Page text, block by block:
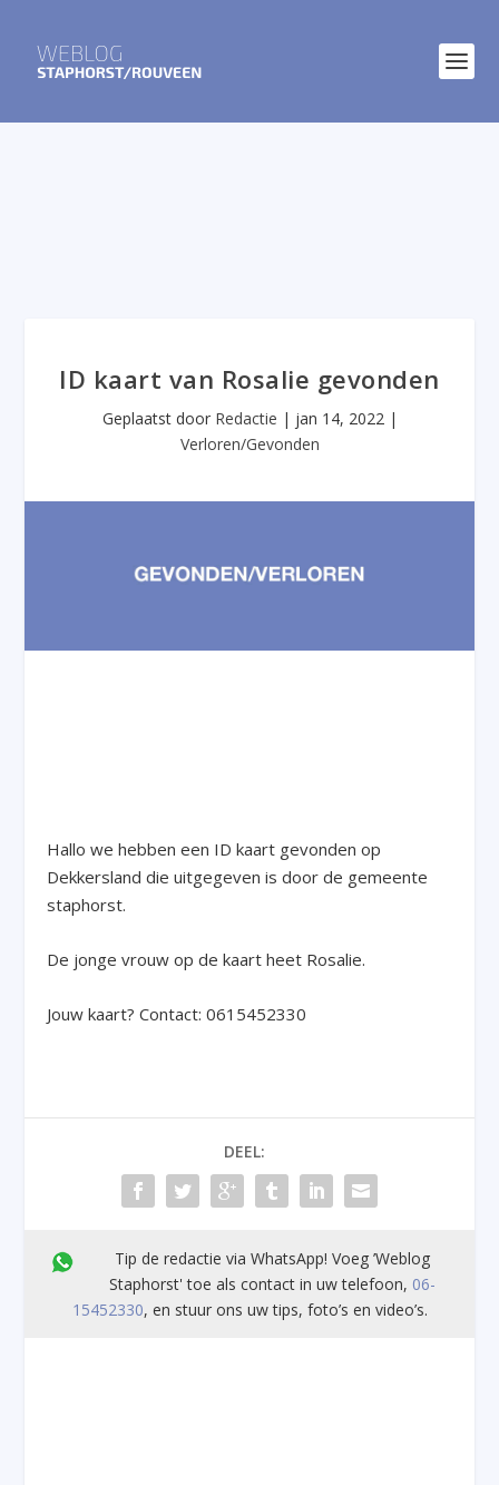
ID kaart van Rosalie gevonden
Geplaatst door Redactie | jan 14, 2022|
Verloren/Gevonden
Hallo we hebben een ID kaart gevonden op
Dekkersland die uitgegeven is door de gemeente
staphorst.
De jonge vrouw op de kaart heet Rosalie.
Jouw kaart? Contact: 0615452330
DEEL:
Tip de redactie via WhatsApp! Voeg ’Weblog
Staphorst' toe als contact in uw telefoon, 06-
15452330, en stuur ons uw tips, foto’s en video’s.